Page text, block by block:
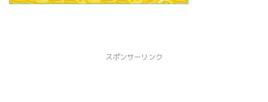
スポンサーリンク